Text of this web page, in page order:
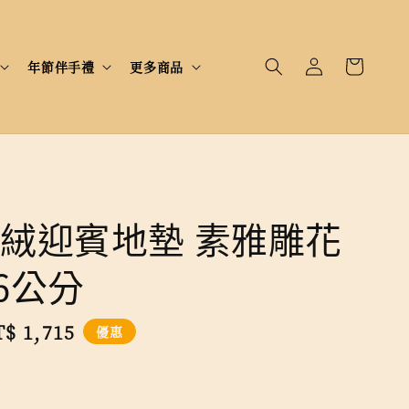
年節伴手禮 更多商品
迎賓地墊 素雅雕花
分
1,715 優惠